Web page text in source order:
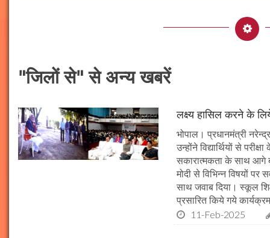
"जिलों से" से अन्य खबरें
लक्ष्य हासिल करने के
भोपाल। प्रधानमंत्री नरेन्द्र
उन्होंने विद्यार्थियों से
सकारात्मकता के साथ आगे
मोदी से विभिन्न विषयों
साथ जवाब दिया। स्कूल
प्रसारित किये गये
11-Feb-2025